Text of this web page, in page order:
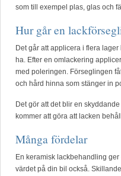
som till exempel plas, glas och
Hur går en
Det går att applicera i flera lager
ha. Efter en omlackering
med poleringen. Förseglingen
och hård hinna som stänger in
Det gör att det blir en
kommer att göra att lacken
Många fördelar
En keramisk lackbehandling
värdet på din bil också.